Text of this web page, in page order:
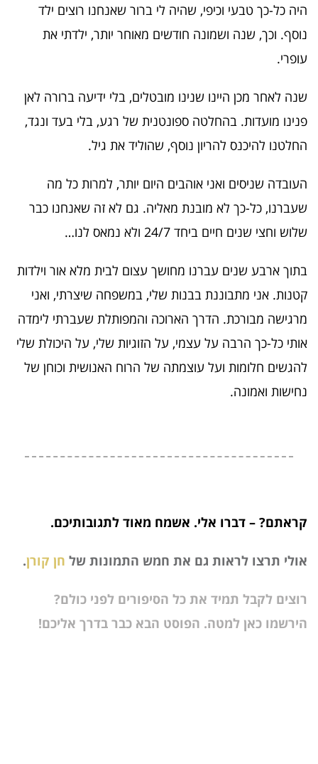
היה כל-כך טבעי וכיפי, שהיה לי ברור שאנחנו רוצים ילד
נוסף. וכך, שנה ושמונה חודשים מאוחר יותר, ילדתי את
עופרי.
שנה לאחר מכן היינו שנינו מובטלים, בלי ידיעה ברורה לאן
פנינו מועדות. בהחלטה ספונטנית של רגע, בלי בעד ונגד,
החלטנו להיכנס להריון נוסף, שהוליד את גיל.
העובדה שניסים ואני אוהבים היום יותר, למרות כל מה
שעברנו, כל-כך לא מובנת מאליה. גם לא זה שאנחנו כבר
שלוש וחצי שנים חיים ביחד 24/7 ולא נמאס לנו…
בתוך ארבע שנים עברנו מחושך עצום לבית מלא אור וילדות
קטנות. אני מתבוננת בבנות שלי, במשפחה שיצרתי, ואני
מרגישה מבורכת. הדרך הארוכה והמפותלת שעברתי לימדה
אותי כל-כך הרבה על עצמי, על הזוגיות שלי, על היכולת שלי
להגשים חלומות ועל עוצמתה של הרוח האנושית וכוחן של
נחישות ואמונה.
קראתם? – דברו אלי. אשמח מאוד לתגובותיכם.
אולי תרצו לראות גם את חמש התמונות של חן קורן.
רוצים לקבל תמיד את כל הסיפורים לפני כולם?
הירשמו כאן למטה. הפוסט הבא כבר בדרך אליכם!